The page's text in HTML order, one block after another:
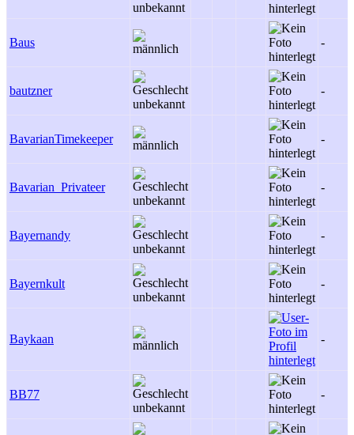
Baus -
bautzner -
BavarianTimekeeper -
Bavarian_Privateer -
Bayernandy -
Bayernkult -
Baykaan -
BB77 -